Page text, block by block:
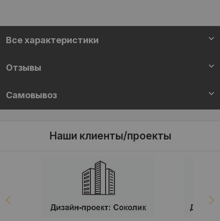
Все характеристики
Отзывы
Самовывоз
Наши клиенты/проекты